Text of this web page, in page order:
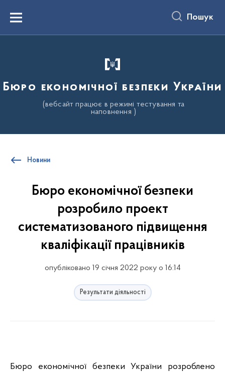
вмістуMenu Пошук
Бюро економічної безпеки України
(вебсайт працює в режимі тестування та
наповнення )
Новини
Бюро економічної безпеки
розробило проект
систематизованого підвищення
кваліфікації працівників
опубліковано 19 січня 2022 року о 16:14
Результати діяльності
Бюро економічної безпеки України розроблено